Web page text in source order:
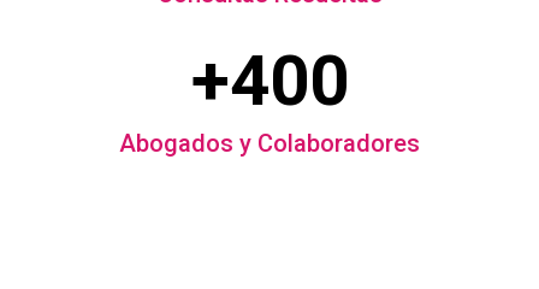
+400
Abogados y Colaboradores